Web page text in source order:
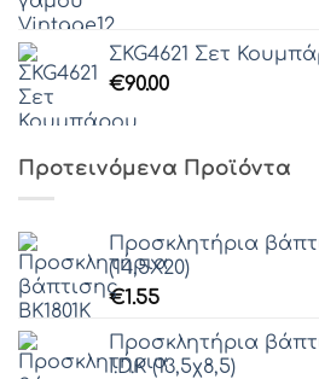
ΣKG4621 Σετ
€90.00
Προτεινόμενα Προϊόντα
Προσκλητήρια
(14,5Χ20)
€1.55
Προσκλητήρια
I.D.Κ (13,5χ8,5)